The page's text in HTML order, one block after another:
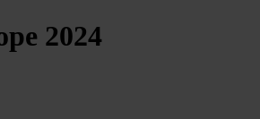
2024